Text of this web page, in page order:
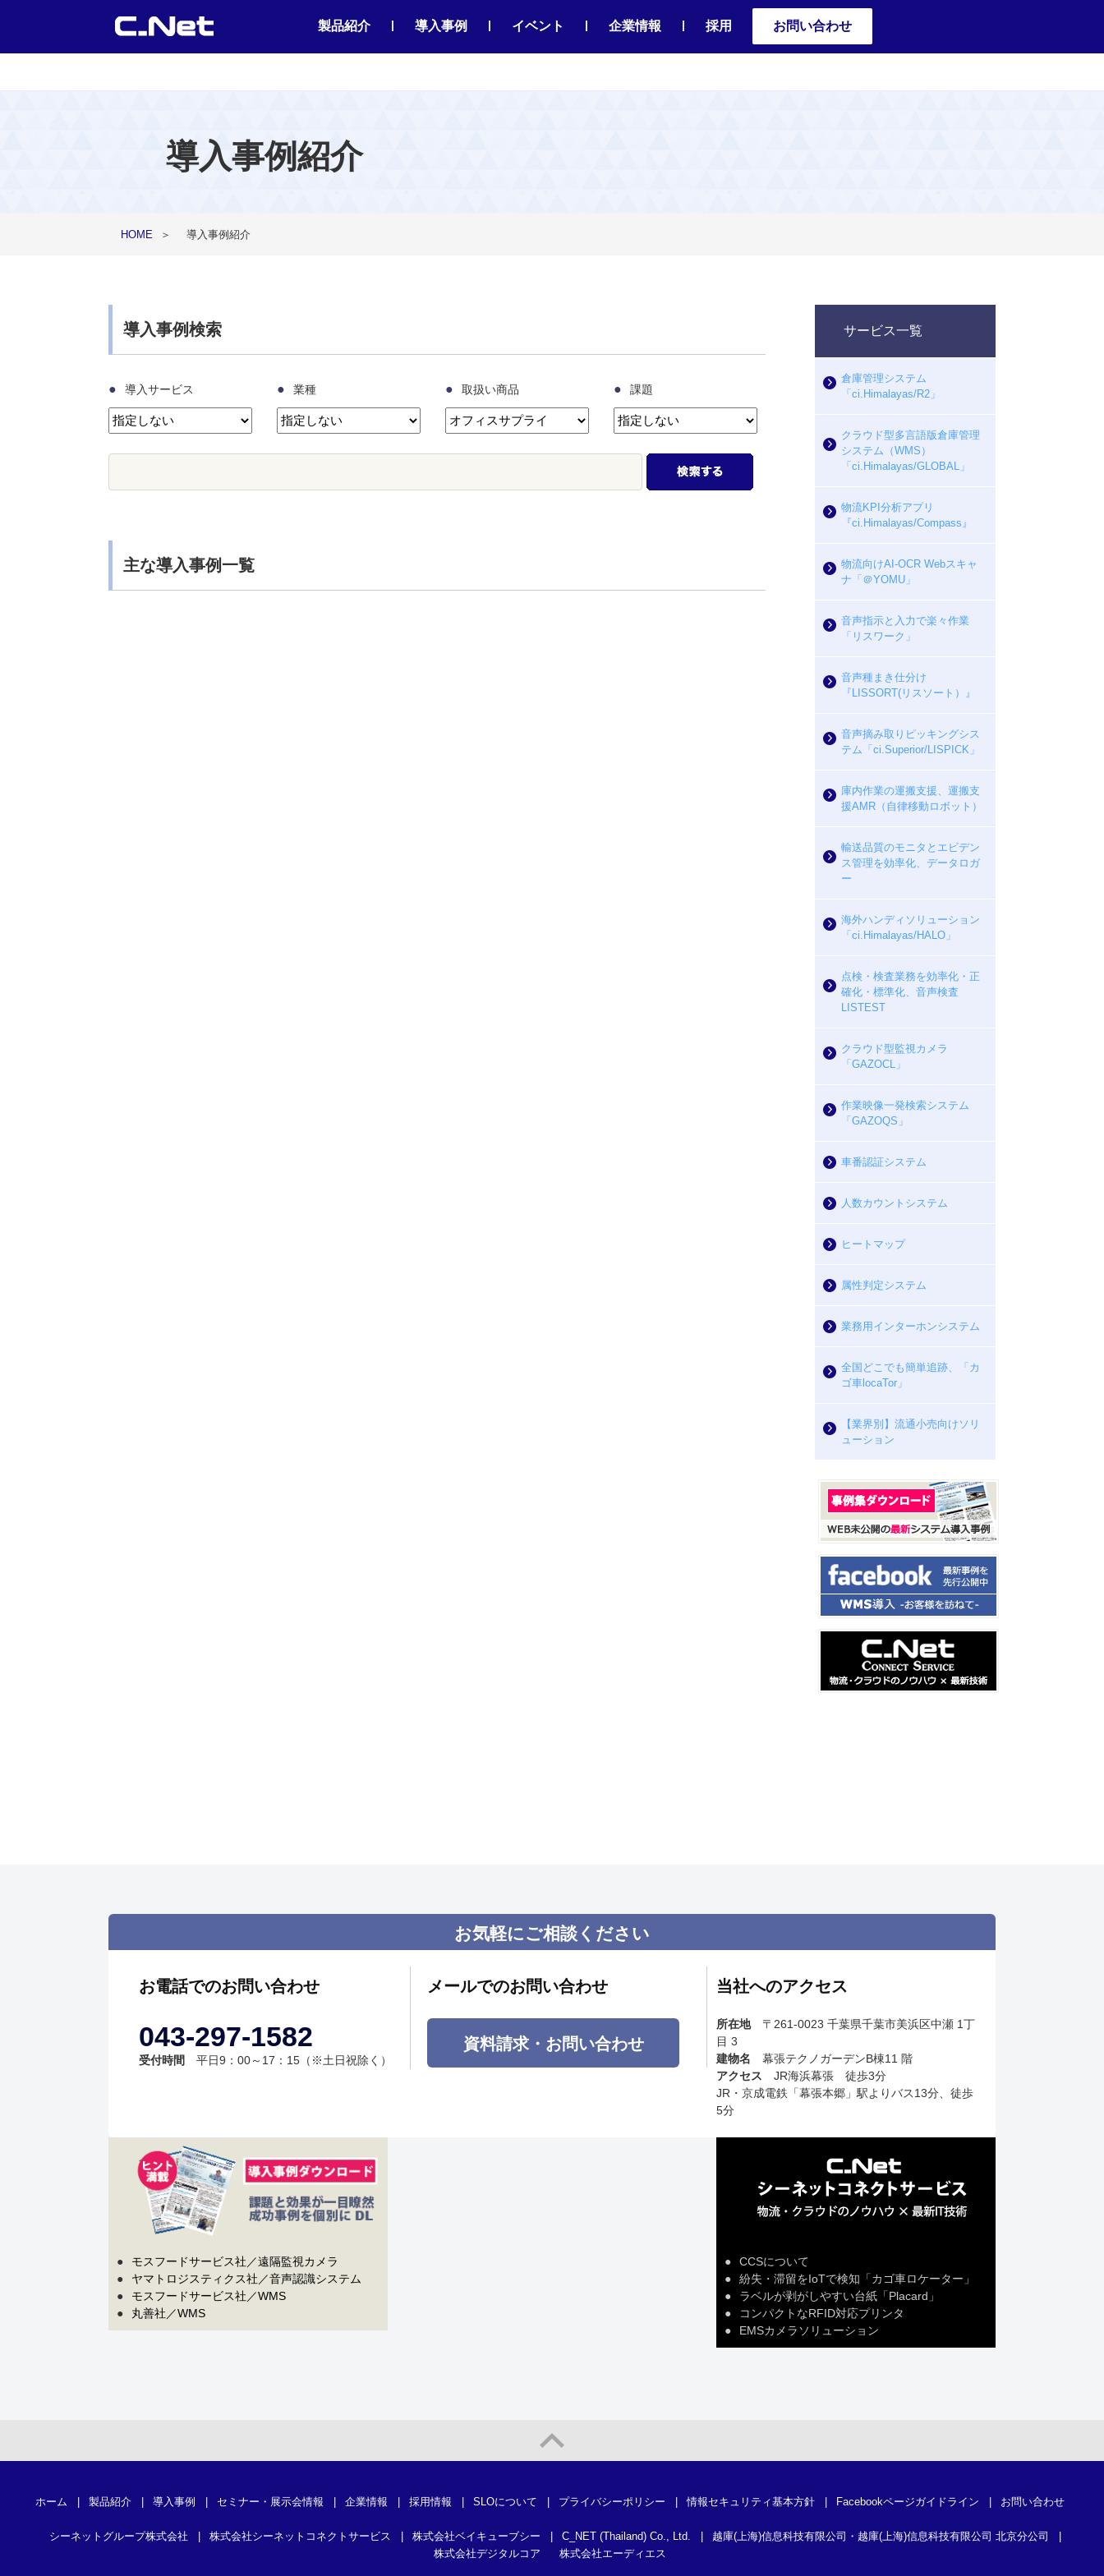
製品紹介 | 導入事例 | イベント | 企業情報 | 採用 お問い合わせ
導入事例紹介
HOME ＞ 導入事例紹介
導入事例検索
● 導入サービス ● 業種 ● 取扱い商品 ● 課題
主な導入事例一覧
サービス一覧
倉庫管理システム
「ci.Himalayas/R2」
クラウド型多言語版倉庫管理
システム（WMS）
「ci.Himalayas/GLOBAL」
物流KPI分析アプリ
『ci.Himalayas/Compass』
物流向けAI-OCR Webスキャ
ナ「＠YOMU」
音声指示と入力で楽々作業
「リスワーク」
音声種まき仕分け
『LISSORT(リスソート）』
音声摘み取りピッキングシス
テム「ci.Superior/LISPICK」
庫内作業の運搬支援、運搬支
援AMR（自律移動ロボット）
輸送品質のモニタとエビデン
ス管理を効率化、データロガ
ー
海外ハンディソリューション
「ci.Himalayas/HALO」
点検・検査業務を効率化・正
確化・標準化、音声検査
LISTEST
クラウド型監視カメラ
「GAZOCL」
作業映像一発検索システム
「GAZOQS」
車番認証システム
人数カウントシステム
ヒートマップ
属性判定システム
業務用インターホンシステム
全国どこでも簡単追跡、「カ
ゴ車locaTor」
【業界別】流通小売向けソリ
ューション
お気軽にご相談ください
お電話でのお問い合わせ
043-297-1582
受付時間 平日9：00～17：15（※土日祝除く）
メールでのお問い合わせ
資料請求・お問い合わせ
当社へのアクセス
所在地〒261-0023 千葉県千葉市美浜区中瀬 1丁
目 3
建物名 幕張テクノガーデンB棟11 階
アクセス JR海浜幕張 徒歩3分
JR・京成電鉄「幕張本郷」駅よりバス13分、徒歩
5分
●
モスフードサービス社／遠隔監視カメラ
●
ヤマトロジスティクス社／音声認識システム
●
モスフードサービス社／WMS
●
丸善社／WMS
●
CCSについて
●
紛失・滞留をIoTで検知「カゴ車ロケーター」
●
ラベルが剥がしやすい台紙「Placard」
●
コンパクトなRFID対応プリンタ
●
EMSカメラソリューション
ホーム 製品紹介 導入事例 セミナー・展示会情報 企業情報 採用情報 SLOについて プライバシーポリシー 情報セキュリティ基本方針 Facebookページガイドライン お問い合わせ
シーネットグループ株式会社 株式会社シーネットコネクトサービス 株式会社ベイキューブシー C_NET (Thailand) Co., Ltd. 越庫(上海)信息科技有限公司・越庫(上海)信息科技有限公司 北京分公司
株式会社デジタルコア
株式会社エーディエス